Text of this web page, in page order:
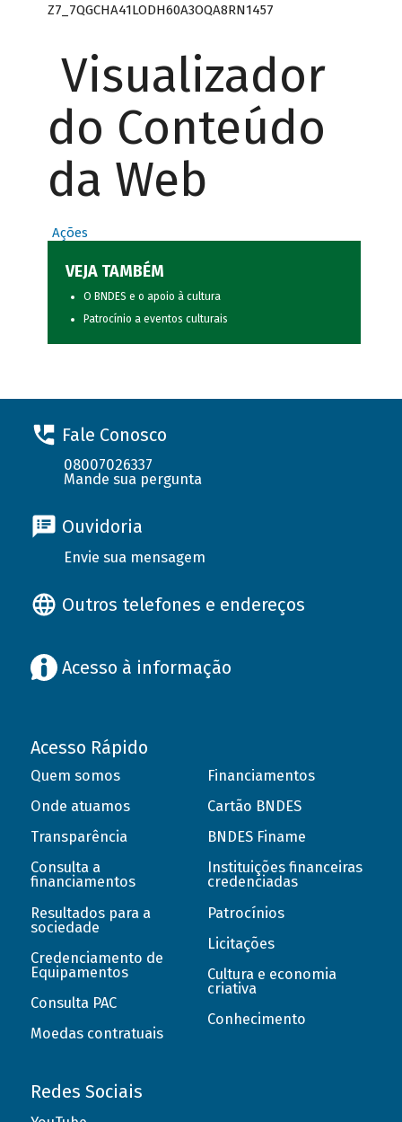
Z7_7QGCHA41LODH60A3OQA8RN1457
Visualizador
do Conteúdo
da Web
Ações
VEJA TAMBÉM
O BNDES e o apoio à cultura
Patrocínio a eventos culturais
Fale Conosco
08007026337
Mande sua pergunta
Ouvidoria
Envie sua mensagem
Outros telefones e endereços
Acesso à informação
Acesso Rápido
Quem somos
Onde atuamos
Transparência
Consulta a
financiamentos
Resultados para a
sociedade
Credenciamento de
Equipamentos
Consulta PAC
Moedas contratuais
Financiamentos
Cartão BNDES
BNDES Finame
Instituições financeiras
credenciadas
Patrocínios
Licitações
Cultura e economia
criativa
Conhecimento
Redes Sociais